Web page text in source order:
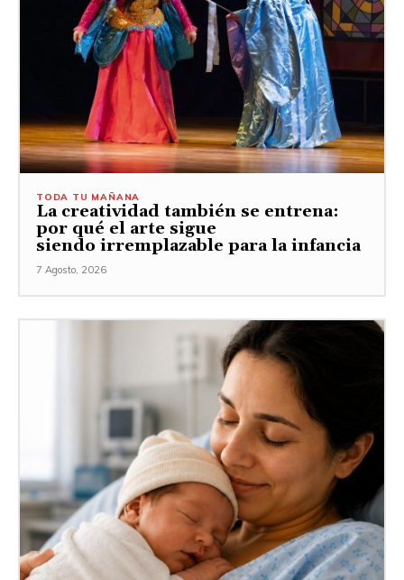
TODA TU MAÑANA
La creatividad también se entrena:
por qué el arte sigue
siendo irremplazable para la infancia
7 Agosto, 2026